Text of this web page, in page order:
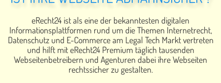
eRecht24 ist als eine der bekanntesten digitalen
Informationsplattformen rund um die Themen Internetrecht,
Datenschutz und E-Commerce am Legal Tech Markt vertreten
und hilft mit eRecht24 Premium täglich tausenden
Webseitenbetreibern und Agenturen dabei ihre Webseiten
rechtssicher zu gestalten.